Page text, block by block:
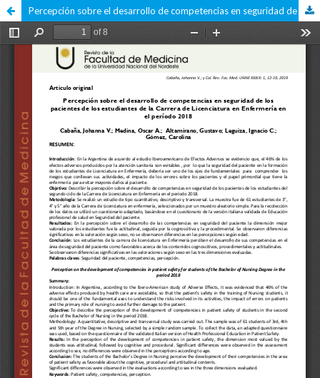
Percepción sobre el desarrollo de competencias en seguridad de los pacientes de los estudiantes de la Carrera de Licenciatura en Enfermería en el período 2018